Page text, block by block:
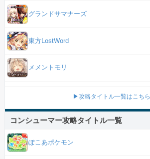
グランドサマナーズ
東方LostWord
メメントモリ
▶攻略タイトル一覧はこちら
コンシューマー攻略タイトル一覧
ぽこあポケモン